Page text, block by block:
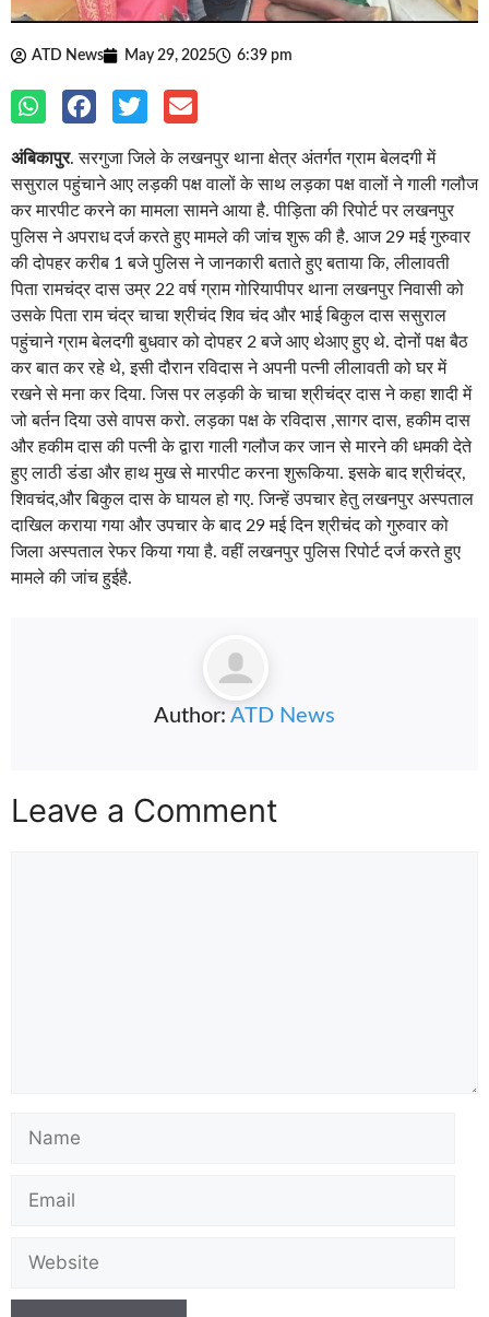
ATD News May 29, 2025 6:39 pm
अंबिकापुर. सरगुजा जिले के लखनपुर थाना क्षेत्र अंतर्गत ग्राम बेलदगी में
ससुराल पहुंचाने आए लड़की पक्ष वालों के साथ लड़का पक्ष वालों ने गाली गलौज
कर मारपीट करने का मामला सामने आया है. पीड़िता की रिपोर्ट पर लखनपुर
पुलिस ने अपराध दर्ज करते हुए मामले की जांच शुरू की है. आज 29 मई गुरुवार
की दोपहर करीब 1 बजे पुलिस ने जानकारी बताते हुए बताया कि, लीलावती
पिता रामचंद्र दास उम्र 22 वर्ष ग्राम गोरियापीपर थाना लखनपुर निवासी को
उसके पिता राम चंद्र चाचा श्रीचंद शिव चंद और भाई बिकुल दास ससुराल
पहुंचाने ग्राम बेलदगी बुधवार को दोपहर 2 बजे आए थेआए हुए थे. दोनों पक्ष बैठ
कर बात कर रहे थे, इसी दौरान रविदास ने अपनी पत्नी लीलावती को घर में
रखने से मना कर दिया. जिस पर लड़की के चाचा श्रीचंद्र दास ने कहा शादी में
जो बर्तन दिया उसे वापस करो. लड़का पक्ष के रविदास ,सागर दास, हकीम दास
और हकीम दास की पत्नी के द्वारा गाली गलौज कर जान से मारने की धमकी देते
हुए लाठी डंडा और हाथ मुख से मारपीट करना शुरूकिया. इसके बाद श्रीचंद्र,
शिवचंद,और बिकुल दास के घायल हो गए. जिन्हें उपचार हेतु लखनपुर अस्पताल
दाखिल कराया गया और उपचार के बाद 29 मई दिन श्रीचंद को गुरुवार को
जिला अस्पताल रेफर किया गया है. वहीं लखनपुर पुलिस रिपोर्ट दर्ज करते हुए
मामले की जांच हुईहै.
Author: ATD News
Leave a Comment